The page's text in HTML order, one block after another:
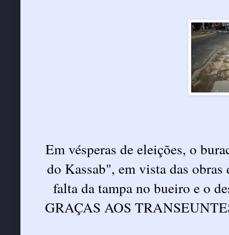
Em vésperas de eleições, o
do Kassab", em vista das
falta da tampa no bueiro e o
GRAÇAS AOS